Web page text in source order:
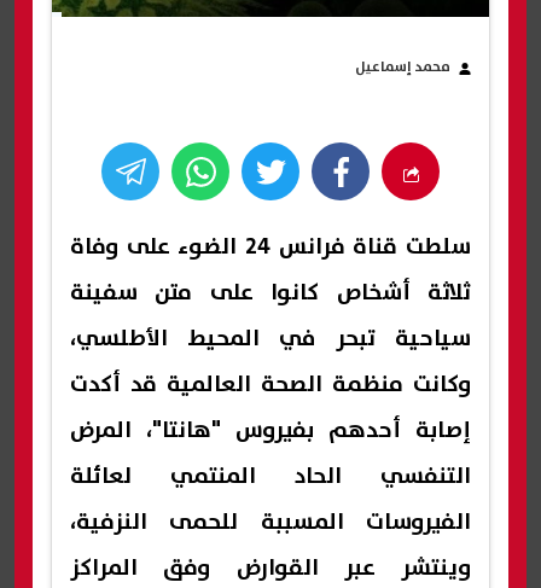
محمد إسماعيل
سلطت قناة فرانس 24 الضوء على وفاة
ثلاثة أشخاص كانوا على متن سفينة
سياحية تبحر في المحيط الأطلسي،
وكانت منظمة الصحة العالمية قد أكدت
إصابة أحدهم بفيروس "هانتا"، المرض
التنفسي الحاد المنتمي لعائلة
الفيروسات المسببة للحمى النزفية،
وينتشر عبر القوارض وفق المراكز